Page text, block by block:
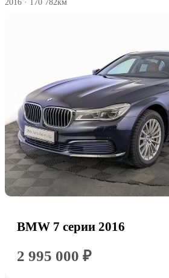
2016 · 170 782км
BMW 7 серии 2016
2 995 000 ₽